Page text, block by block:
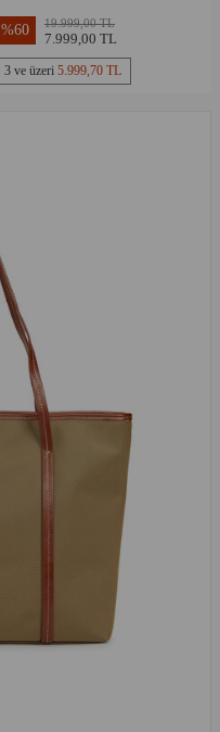
%60 19.999,00 TL
7.999,00 TL
3 ve üzeri 5.999,70 TL